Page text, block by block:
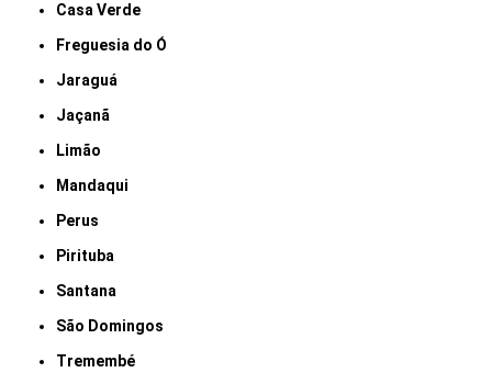
Casa Verde
Freguesia do Ó
Jaraguá
Jaçanã
Limão
Mandaqui
Perus
Pirituba
Santana
São Domingos
Tremembé